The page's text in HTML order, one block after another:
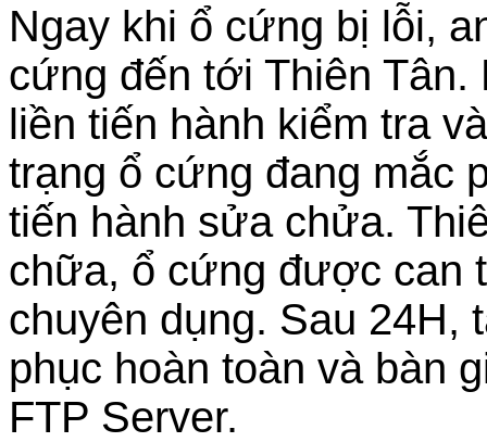
Ngay khi ổ cứng bị lỗi,
cứng đến tới Thiên
liền tiến hành kiểm tra
trạng ổ cứng đang mắc
tiến hành sửa chửa.
chữa, ổ cứng được can
chuyên dụng. Sau
phục hoàn toàn và bàn
FTP Server.